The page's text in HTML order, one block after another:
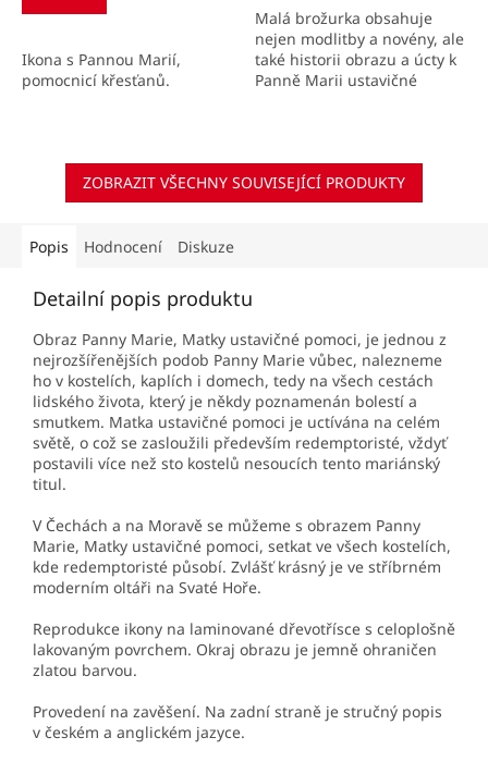
Ikona s Pannou Marií,
pomocnicí křesťanů.
Malá brožurka obsahuje
nejen modlitby a novény, ale
také historii obrazu a úcty k
Panně Marii ustavičné
ZOBRAZIT VŠECHNY SOUVISEJÍCÍ PRODUKTY
Popis Hodnocení Diskuze
Detailní popis produktu
Obraz Panny Marie, Matky ustavičné pomoci, je jednou z
nejrozšířenějších podob Panny Marie vůbec, nalezneme
ho v kostelích, kaplích i domech, tedy na všech cestách
lidského života, který je někdy poznamenán bolestí a
smutkem. Matka ustavičné pomoci je uctívána na celém
světě, o což se zasloužili především redemptoristé, vždyť
postavili více než sto kostelů nesoucích tento mariánský
titul.
V Čechách a na Moravě se můžeme s obrazem Panny
Marie, Matky ustavičné pomoci, setkat ve všech kostelích,
kde redemptoristé působí. Zvlášť krásný je ve stříbrném
moderním oltáři na Svaté Hoře.
Reprodukce ikony na laminované dřevotřísce s celoplošně
lakovaným povrchem. Okraj obrazu je jemně ohraničen
zlatou barvou.
Provedení na zavěšení. Na zadní straně je stručný popis
v českém a anglickém jazyce.